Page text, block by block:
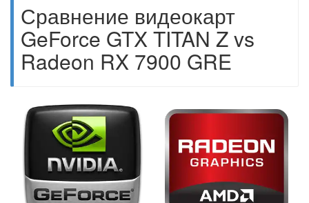
Сравнение видеокарт
GeForce GTX TITAN Z vs
Radeon RX 7900 GRE